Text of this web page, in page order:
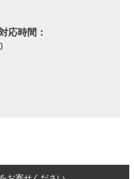
応時間：